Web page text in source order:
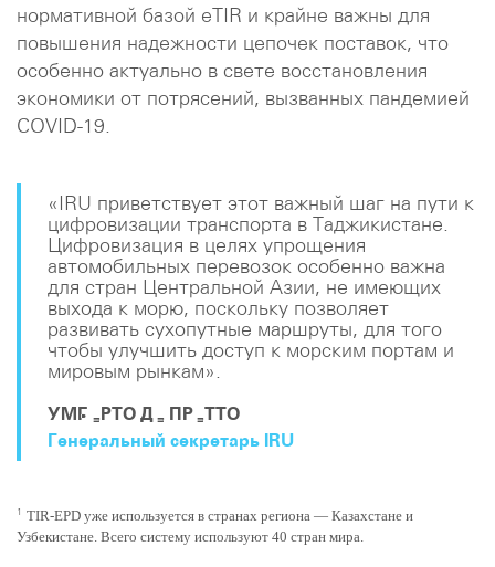
нормативной базой eTIR и крайне важны для
повышения надежности цепочек поставок, что
особенно актуально в свете восстановления
экономики от потрясений, вызванных пандемией
COVID-19.
«IRU приветствует этот важный шаг на пути к
цифровизации транспорта в Таджикистане.
Цифровизация в целях упрощения
автомобильных перевозок особенно важна
для стран Центральной Азии, не имеющих
выхода к морю, поскольку позволяет
развивать сухопутные маршруты, для того
чтобы улучшить доступ к морским портам и
мировым рынкам».
УМБЕРТО ДЕ ПРЕТТО
Генеральный секретарь IRU
1 TIR-EPD уже используется в странах региона — Казахстане и
Узбекистане. Всего систему используют 40 стран мира.